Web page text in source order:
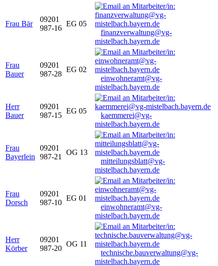
Frau Bär
09201
987-16
EG 05
finanzverwaltung@vg-
mistelbach.bayern.de
Frau
Bauer
09201
987-28
EG 02
einwohneramt@vg-
mistelbach.bayern.de
Herr
Bauer
09201
987-15
EG 05
kaemmerei@vg-
mistelbach.bayern.de
Frau
Bayerlein
09201
987-21
OG 13
mitteilungsblatt@vg-
mistelbach.bayern.de
Frau
Dorsch
09201
987-10
EG 01
einwohneramt@vg-
mistelbach.bayern.de
Herr
Körber
09201
987-20
OG 11
technische.bauverwaltung@vg-
mistelbach.bayern.de